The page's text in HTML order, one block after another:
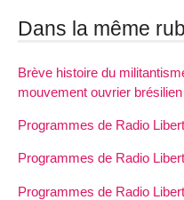
Dans la même
Brève histoire du
mouvement ouvrier
Programmes de Radio
Programmes de Radio
Programmes de Radio